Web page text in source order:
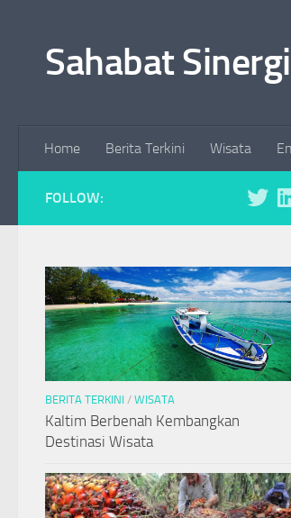
Sahabat Sinergi
Home Berita Terkini Wisata
FOLLOW:
BERITA TERKINI / WISATA
Kaltim Berbenah Kembangkan
Destinasi Wisata